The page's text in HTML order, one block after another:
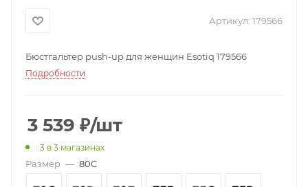
Артикул: 179566
Бюстгальтер push-up для женщин Esotiq 179566
Подробности
3 539 ₽/шт
: 3 в 3 магазинах
Размер — 80C